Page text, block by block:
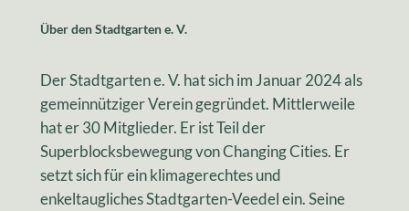
Über den Stadtgarten e. V.
Der Stadtgarten e. V. hat sich im Januar 2024 als
gemeinnütziger Verein gegründet. Mittlerweile
hat er 30 Mitglieder. Er ist Teil der
Superblocksbewegung von Changing Cities. Er
setzt sich für ein klimagerechtes und
enkeltaugliches Stadtgarten-Veedel ein. Seine